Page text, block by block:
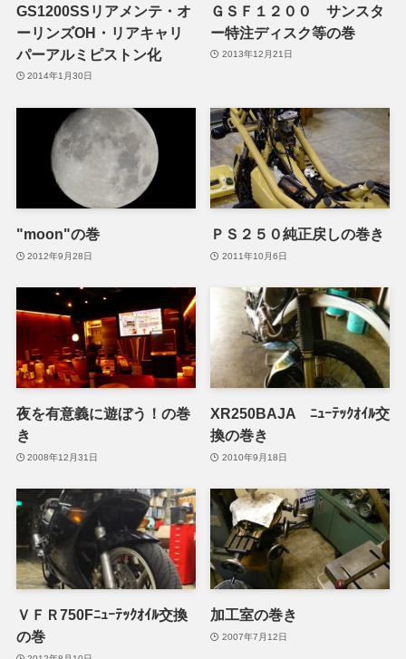
GS1200SSリアメンテ・オ
ーリンズOH・リアキャリ
パーアルミピストン化
2014年1月30日
ＧＳＦ１２００ サンスタ
ー特注ディスク等の巻
2013年12月21日
"moon"の巻
2012年9月28日
ＰＳ２５０純正戻しの巻き
2011年10月6日
夜を有意義に遊ぼう！の巻
き
2008年12月31日
XR250BAJA ﾆｭｰﾃｯｸｵｲﾙ交
換の巻き
2010年9月18日
ＶＦＲ750Fﾆｭｰﾃｯｸｵｲﾙ交換
の巻
加工室の巻き
2007年7月12日